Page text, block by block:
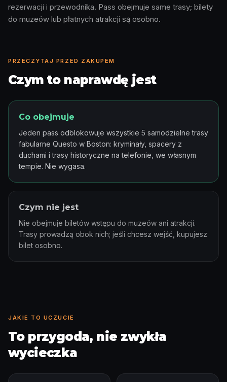
rezerwacji i przewodnika. Pass obejmuje same trasy; bilety
do muzeów lub płatnych atrakcji są osobno.
PRZECZYTAJ PRZED ZAKUPEM
Czym to naprawdę jest
Co obejmuje
Jeden pass odblokowuje wszystkie 5 samodzielne trasy
fabularne Questo w Boston: kryminały, spacery z
duchami i trasy historyczne na telefonie, we własnym
tempie. Nie wygasa.
Czym nie jest
Nie obejmuje biletów wstępu do muzeów ani atrakcji.
Trasy prowadzą obok nich; jeśli chcesz wejść, kupujesz
bilet osobno.
JAKIE TO UCZUCIE
To przygoda, nie zwykła
wycieczka